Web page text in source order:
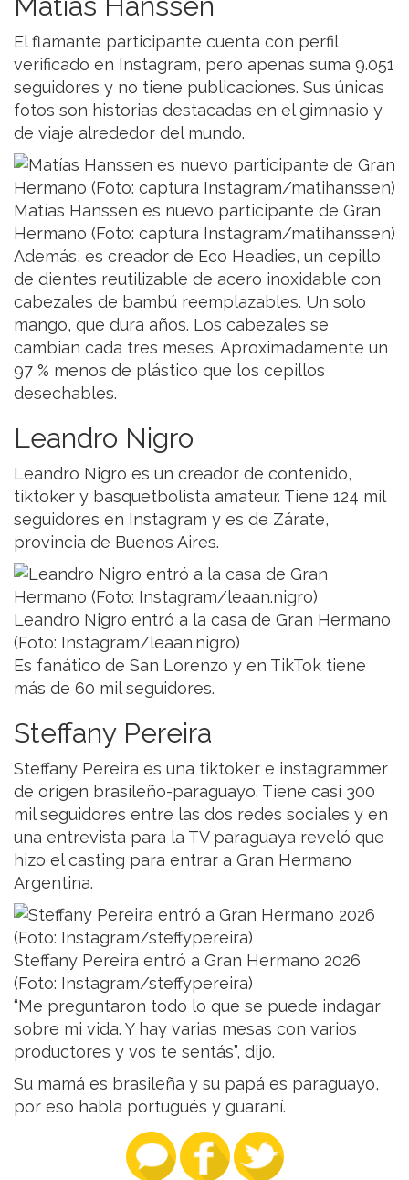
El flamante participante cuenta con perfil
verificado en Instagram, pero apenas suma 9.051
seguidores y no tiene publicaciones. Sus únicas
fotos son historias destacadas en el gimnasio y
de viaje alrededor del mundo.
Matías Hanssen es nuevo participante de Gran
Hermano (Foto: captura Instagram/matihanssen)
Además, es creador de Eco Headies, un cepillo
de dientes reutilizable de acero inoxidable con
cabezales de bambú reemplazables. Un solo
mango, que dura años. Los cabezales se
cambian cada tres meses. Aproximadamente un
97 % menos de plástico que los cepillos
desechables.
Leandro Nigro
Leandro Nigro es un creador de contenido,
tiktoker y basquetbolista amateur. Tiene 124 mil
seguidores en Instagram y es de Zárate,
provincia de Buenos Aires.
Leandro Nigro entró a la casa de Gran Hermano
(Foto: Instagram/leaan.nigro)
Es fanático de San Lorenzo y en TikTok tiene
más de 60 mil seguidores.
Steffany Pereira
Steffany Pereira es una tiktoker e instagrammer
de origen brasileño-paraguayo. Tiene casi 300
mil seguidores entre las dos redes sociales y en
una entrevista para la TV paraguaya reveló que
hizo el casting para entrar a Gran Hermano
Argentina.
Steffany Pereira entró a Gran Hermano 2026
(Foto: Instagram/steffypereira)
“Me preguntaron todo lo que se puede indagar
sobre mi vida. Y hay varias mesas con varios
productores y vos te sentás”, dijo.
Su mamá es brasileña y su papá es paraguayo,
por eso habla portugués y guaraní.